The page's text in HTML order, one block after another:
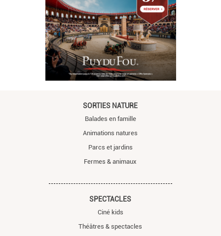
SORTIES NATURE
Balades en famille
Animations natures
Parcs et jardins
Fermes & animaux
SPECTACLES
Ciné kids
Théâtres & spectacles